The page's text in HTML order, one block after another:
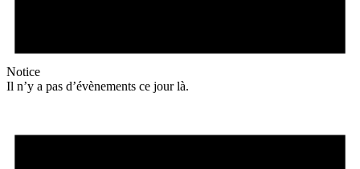
Notice
Il n’y a pas d’évènements ce jour là.